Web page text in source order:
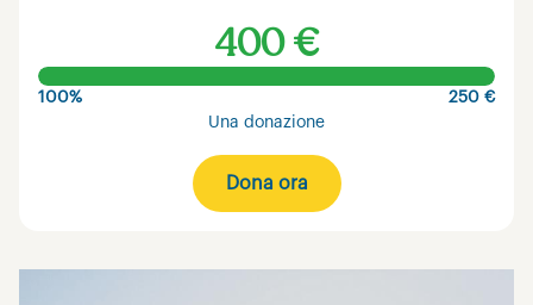
400 €
100%
250 €
Una donazione
Dona ora